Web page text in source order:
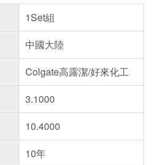
1Set組
中國大陸
Colgate高露潔/好來化工
3.1000
10.4000
10年